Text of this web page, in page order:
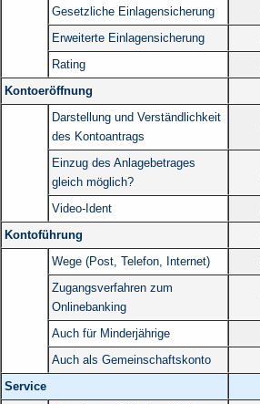
Gesetzliche Einlagensicherung
Erweiterte Einlagensicherung
Rating
Kontoeröffnung
Darstellung und Verständlichkeit
des Kontoantrags
Einzug des Anlagebetrages
gleich möglich?
Video-Ident
Kontoführung
Wege (Post, Telefon, Internet)
Zugangsverfahren zum
Onlinebanking
Auch für Minderjährige
Auch als Gemeinschaftskonto
Service